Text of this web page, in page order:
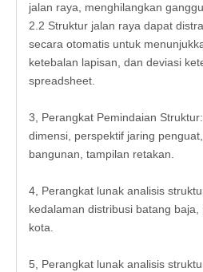
jalan raya, menghilangkan
2.2 Struktur jalan raya dapat
secara otomatis untuk
ketebalan lapisan, dan deviasi
spreadsheet.
3, Perangkat Pemindaian
dimensi, perspektif jaring
bangunan, tampilan retakan.
4, Perangkat lunak analisis
kedalaman distribusi batang baja,
kota.
5, Perangkat lunak analisis